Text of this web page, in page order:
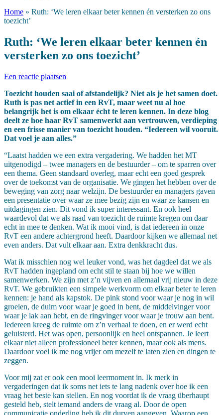
Home » Ruth: ‘We leren elkaar beter kennen én versterken zo ons
toezicht’
Ruth: ‘We leren elkaar beter kennen én
versterken zo ons toezicht’
Een reactie plaatsen
Toezicht houden saai of afstandelijk? Niet als je het samen doet.
Ruth is pas net actief in een RvT, maar weet nu al hoe
belangrijk het is om elkaar écht te leren kennen. In deze blog
deelt ze hoe haar RvT samenwerkt aan vertrouwen, verdieping
en een frisse manier van toezicht houden. “Iedereen wil vooruit.
Dat voel je aan alles.”
“Laatst hadden we een extra vergadering. We hadden het MT
uitgenodigd – twee managers en de bestuurder – om te sparren over
een thema. Geen standaard overleg, maar echt een goed gesprek
over de toekomst van de organisatie. We gingen het hebben over de
beweging van zorg naar welzijn. De bestuurder en managers gaven
een presentatie over waar ze mee bezig zijn en waar ze kansen en
uitdagingen zien. Dit vond ik super interessant. En ook heel
waardevol dat we als raad van toezicht de ruimte kregen om daar
echt in mee te denken. Wat ik mooi vind, is dat iedereen in onze
RvT een andere achtergrond heeft. Daardoor kijken we allemaal net
even anders. Dat vult elkaar aan. Extra denkkracht dus.
Wat ik misschien nog wel leuker vond, was het dagdeel dat we als
RvT hadden ingepland om echt stil te staan bij hoe we willen
samenwerken. We zijn met z’n vijven en allemaal vrij nieuw in deze
RvT. We gebruikten een simpele werkvorm om elkaar beter te leren
kennen: je hand als kapstok. De pink stond voor waar je nog in wil
groeien, de duim voor waar je goed in bent, de middelvinger voor
waar je lak aan hebt, en de ringvinger voor waar je trouw aan bent.
Iedereen kreeg de ruimte om z’n verhaal te doen, en er werd echt
geluisterd. Het was open, persoonlijk en heel ontspannen. Je leert
elkaar niet alleen professioneel beter kennen, maar ook als mens.
Daardoor voel ik me nog vrijer om mezelf te laten zien en dingen te
zeggen.
Voor mij zat er ook een mooi leermoment in. Ik merk in
vergaderingen dat ik soms net iets te lang nadenk over hoe ik een
vraag het beste kan stellen. En nog voordat ik de vraag überhaupt
gesteld heb, stelt iemand anders de vraag al. Door de open